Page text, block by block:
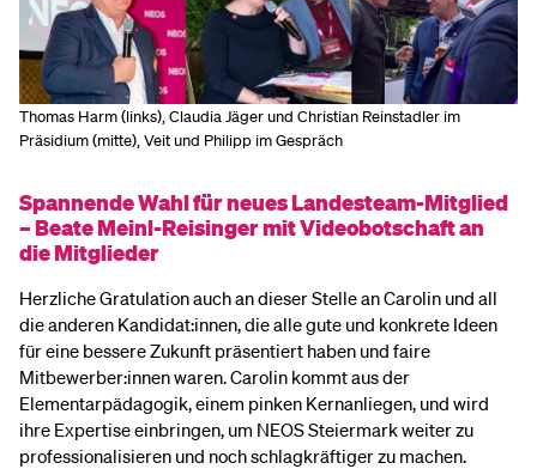
Thomas Harm (links), Claudia Jäger und Christian Reinstadler im
Präsidium (mitte), Veit und Philipp im Gespräch
Spannende Wahl für neues Landesteam-Mitglied
– Beate Meinl-Reisinger mit Videobotschaft an
die Mitglieder
Herzliche Gratulation auch an dieser Stelle an Carolin und all
die anderen Kandidat:innen, die alle gute und konkrete Ideen
für eine bessere Zukunft präsentiert haben und faire
Mitbewerber:innen waren. Carolin kommt aus der
Elementarpädagogik, einem pinken Kernanliegen, und wird
ihre Expertise einbringen, um NEOS Steiermark weiter zu
professionalisieren und noch schlagkräftiger zu machen.